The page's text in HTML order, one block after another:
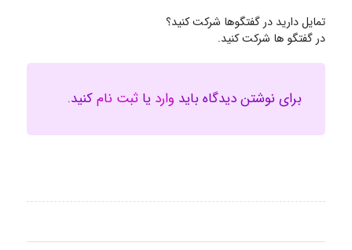
تمایل دارید در گفتگوها شرکت کنید؟
در گفتگو ها شرکت کنید.
برای نوشتن دیدگاه باید وارد یا ثبت نامکنید.